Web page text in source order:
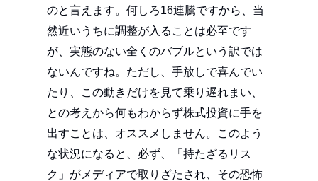
のと言えます。何しろ16連騰ですから、当
然近いうちに調整が入ることは必至です
が、実態のない全くのバブルという訳では
ないんですね。ただし、手放しで喜んでい
たり、この動きだけを見て乗り遅れまい、
との考えから何もわからず株式投資に手を
出すことは、オススメしません。このよう
な状況になると、必ず、「持たざるリス
ク」がメディアで取りざたされ、その恐怖